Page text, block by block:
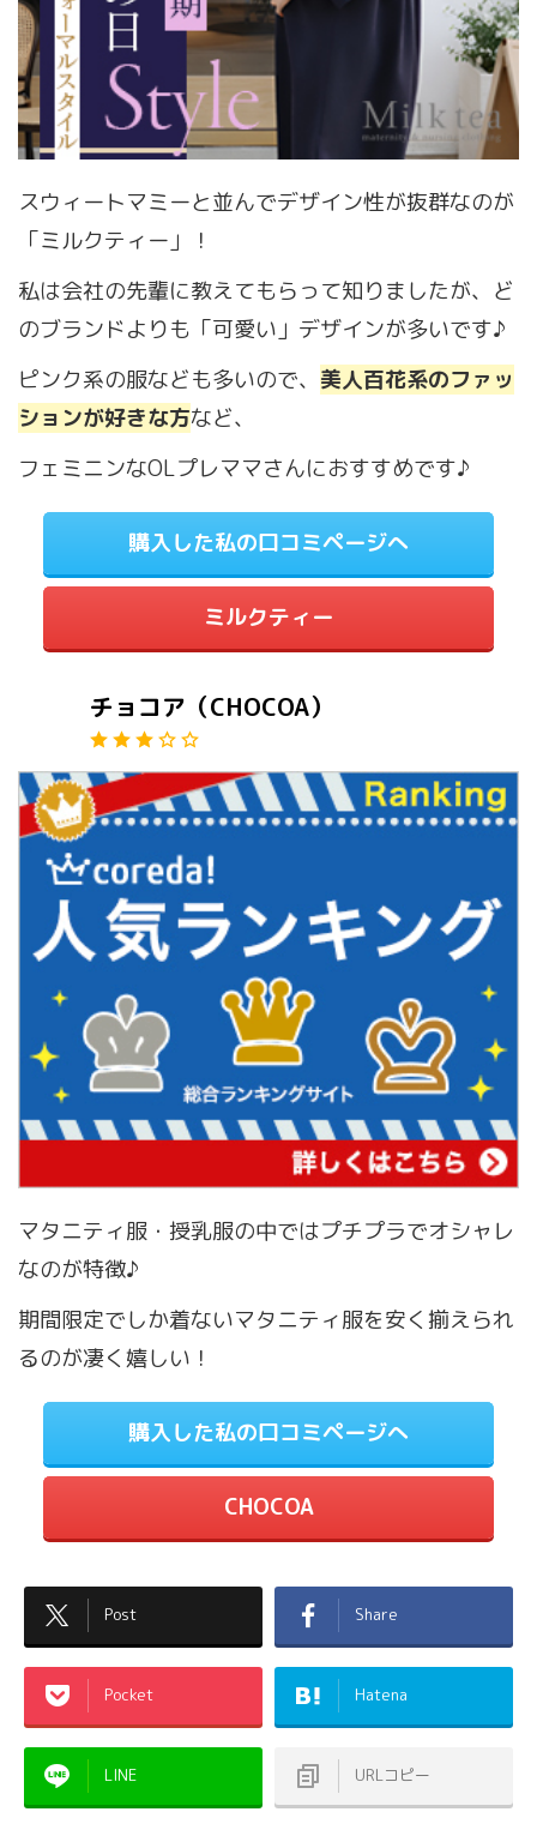
スウィートマミーと並んでデザイン性が抜群なのが
「ミルクティー」！
私は会社の先輩に教えてもらって知りましたが、ど
のブランドよりも「可愛い」デザインが多いです♪
ピンク系の服なども多いので、 美人百花系のファッ
ションが好きな方など、
フェミニンなOLプレママさんにおすすめです♪
購入した私の口コミページへ
ミルクティー
チョコア（CHOCOA）
マタニティ服・授乳服の中ではプチプラでオシャレ
なのが特徴♪
期間限定でしか着ないマタニティ服を安く揃えられ
るのが凄く嬉しい！
購入した私の口コミページへ
CHOCOA
Post Share
Pocket Hatena
LINE URLコピー